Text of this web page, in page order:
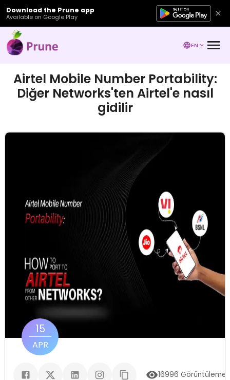
Download the Prune app
Available on Google Play
EN
Airtel Mobile Number Portability:
Diğer Networks'ten Airtel'e nasıl
gidilir
15
APR
16996